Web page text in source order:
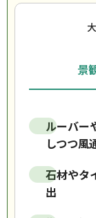
景
ルーバー
しつつ風
石材やタ
出